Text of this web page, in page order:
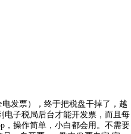
发票），终于把税盘干掉了，越
电子税局后台才能开发票，而且每
，操作简单，小白都会用。不需要